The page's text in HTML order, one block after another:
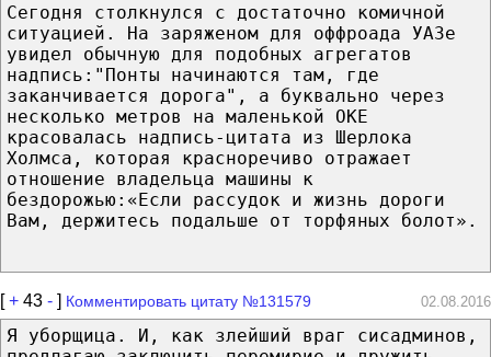
Сегодня столкнулся с достаточно комичной
ситуацией. На заряженом для оффроада УАЗе
увидел обычную для подобных агрегатов
надпись:"Понты начинаются там, где
заканчивается дорога", а буквально через
несколько метров на маленькой ОКЕ
красовалась надпись-цитата из Шерлока
Холмса, которая красноречиво отражает
отношение владельца машины к
бездорожью:«Если рассудок и жизнь дороги
Вам, держитесь подальше от торфяных болот».
[+ 43 - ] Комментировать цитату №131579 02.08.2016
Я уборщица. И, как злейший враг сисадминов,